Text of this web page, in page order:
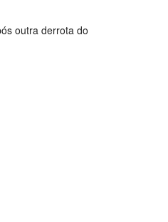
outra derrota do